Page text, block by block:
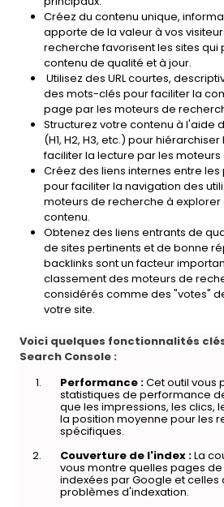
Créez du contenu unique,
apporte de la valeur à vos
recherche favorisent les sites qui
contenu de qualité et à jour.
Utilisez des URL courtes,
des mots-clés pour faciliter la
page par les moteurs de
Structurez votre contenu à l'aide
(H1, H2, H3, etc.) pour
faciliter la lecture par les
Créez des liens internes entre
pour faciliter la navigation des
moteurs de recherche à explorer
contenu.
Obtenez des liens entrants de
de sites pertinents et de bonne
backlinks sont un facteur
classement des moteurs de
considérés comme des "votes"
votre site.
Voici quelques fonctionnalités
Search Console :
Performance :Cet outil vous
statistiques de performance
que les impressions, les clics,
la position moyenne pour les
spécifiques.
Couverture de l'index :La
vous montre quelles pages
indexées par Google et celles
problèmes d'indexation.